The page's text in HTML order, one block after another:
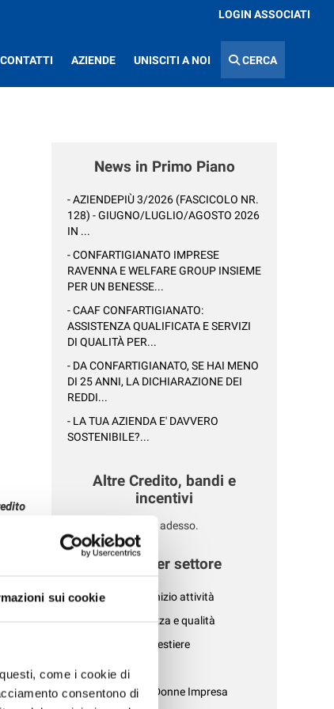
sui cookie
come i cookie di
consentono di
LOGIN ASSOCIATI
CONTATTI AZIENDE UNISCITI A NOI CERCA
News in Primo Piano
- AZIENDEPIÙ 3/2026 (FASCICOLO NR.
128) - GIUGNO/LUGLIO/AGOSTO 2026
IN ...
- CONFARTIGIANATO IMPRESE
RAVENNA E WELFARE GROUP INSIEME
PER UN BENESSE...
- CAAF CONFARTIGIANATO:
ASSISTENZA QUALIFICATA E SERVIZI
DI QUALITÀ PER...
- DA CONFARTIGIANATO, SE HAI MENO
DI 25 ANNI, LA DICHIARAZIONE DEI
REDDI...
- LA TUA AZIENDA E' DAVVERO
SOSTENIBILE?...
Altre Credito, bandi e
incentivi
Nessuna news per adesso.
News per settore
- Affari generali e inizio attività
- Ambiente, sicurezza e qualità
- Associazioni di mestiere
- AziendePiù
- Confartigianato Donne Impresa